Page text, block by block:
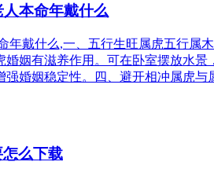
本命年戴什么
年戴什么,一、五行生旺属虎五行
姻有滋养作用。可在卧室摆放水
婚姻稳定性。四、避开相冲属虎
么下载